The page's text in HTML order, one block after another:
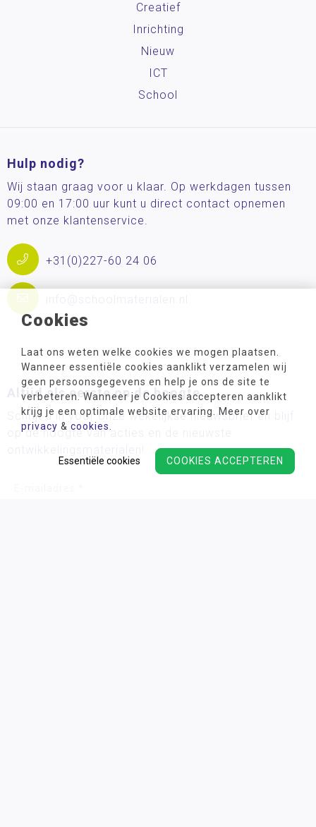
Cookies
Laat ons weten welke cookies we mogen plaatsen.
Wanneer essentiële cookies aanklikt verzamelen wij
geen persoonsgegevens en help je ons de site te
verbeteren. Wanneer je Cookies accepteren aanklikt
krijg je een optimale website ervaring. Meer over
privacy & cookies
COOKIES ACCEPTEREN
Essentiële cookies
Creatief
Inrichting
Nieuw
ICT
School
Hulp nodig?
Wij staan graag voor u klaar. Op werkdagen tussen
09:00 en 17:00 uur kunt u direct contact opnemen
met onze klantenservice.
+31(0)227-60 24 06
Altijd als eerste op de hoogte
Schrijf u in voor onze wekelijkse nieuwsbrief en blijf
op de hoogte van acties en de nieuwste